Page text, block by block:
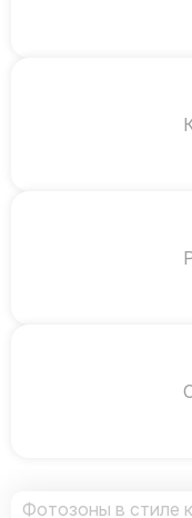
Фотозоны в стиле